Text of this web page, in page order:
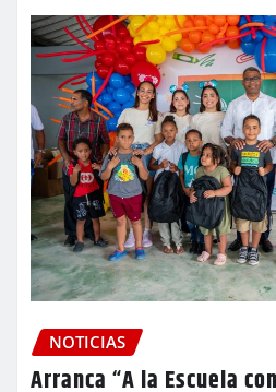
NOTICIAS
Arranca “A la Escuela